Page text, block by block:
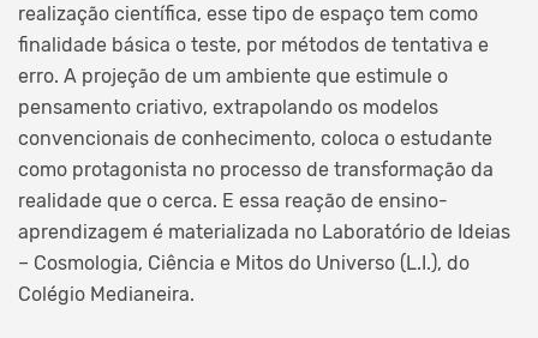
realização científica, esse tipo de espaço tem como
finalidade básica o teste, por métodos de tentativa e
erro. A projeção de um ambiente que estimule o
pensamento criativo, extrapolando os modelos
convencionais de conhecimento, coloca o estudante
como protagonista no processo de transformação da
realidade que o cerca. E essa reação de ensino-
aprendizagem é materializada no Laboratório de Ideias
– Cosmologia, Ciência e Mitos do Universo (L.I.), do
Colégio Medianeira.